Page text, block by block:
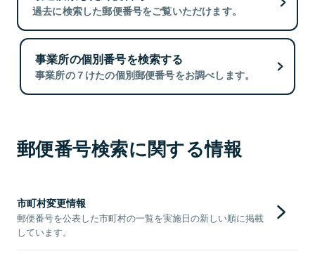
過去に検索した郵便番号をご覧いただけます。
事業所の個別番号を検索する
事業所の７けたの個別郵便番号をお調べします。
郵便番号検索に関する情報
市町村変更情報
郵便番号を公表した市町村の一覧を実施日の新しい順に掲載
しています。